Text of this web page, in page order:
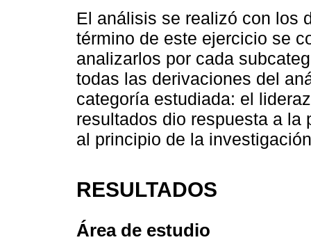
El análisis se realizó con los
término de este ejercicio se
analizarlos por cada
todas las derivaciones del
categoría estudiada: el
resultados dio respuesta a la
al principio de la
RESULTADOS
Área de estudio